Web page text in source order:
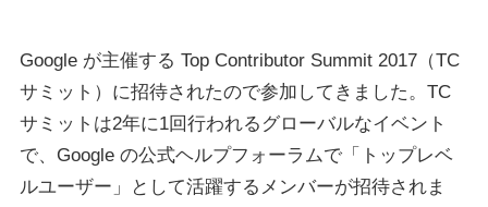
Google が主催する Top Contributor Summit 2017（TC
サミット）に招待されたので参加してきました。TC
サミットは2年に1回行われるグローバルなイベント
で、Google の公式ヘルプフォーラムで「トップレベ
ルユーザー」として活躍するメンバーが招待されま